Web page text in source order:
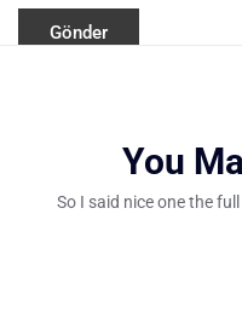
You
So I said nice one the